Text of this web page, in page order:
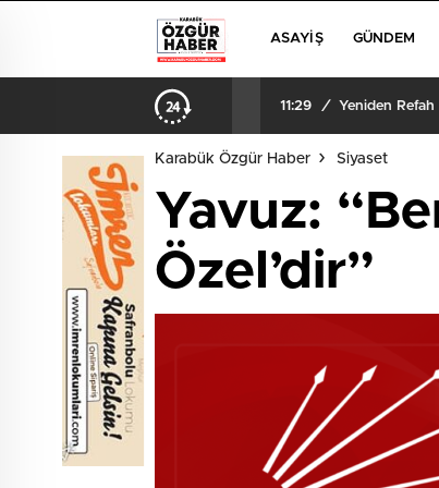
ASAYIŞ GÜNDEM
11:29 / Yeniden Refah
Karabük Özgür Haber Siyaset
Yavuz:
Özel’dir”